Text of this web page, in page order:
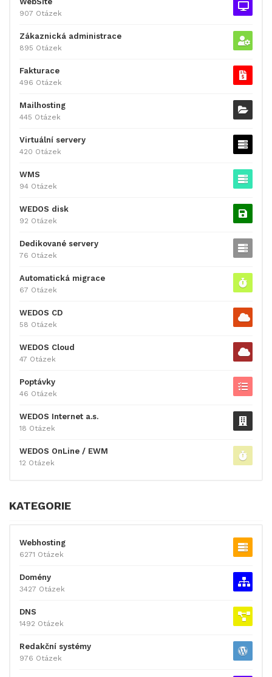
907 Otázek
Zákaznická administrace
895 Otázek
Fakturace
496 Otázek
Mailhosting
445 Otázek
Virtuální servery
420 Otázek
WMS
94 Otázek
WEDOS disk
92 Otázek
Dedikované servery
76 Otázek
Automatická migrace
67 Otázek
WEDOS CD
58 Otázek
WEDOS Cloud
47 Otázek
Poptávky
46 Otázek
WEDOS Internet a.s.
18 Otázek
WEDOS OnLine / EWM
12 Otázek
KATEGORIE
Webhosting
6271 Otázek
Domény
3427 Otázek
DNS
1492 Otázek
Redakční systémy
976 Otázek